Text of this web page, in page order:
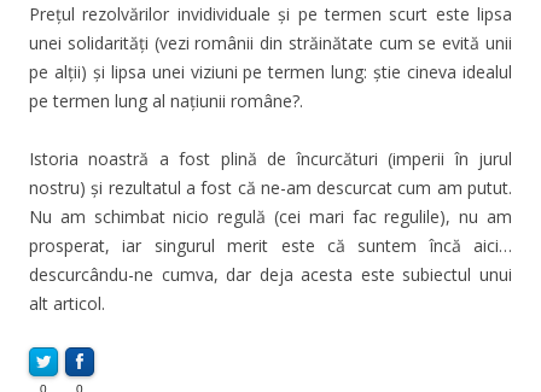
Prețul rezolvărilor invidividuale și pe termen scurt este lipsa
unei solidarități (vezi românii din străinătate cum se evită unii
pe alții) și lipsa unei viziuni pe termen lung: știe cineva idealul
pe termen lung al națiunii române?.
Istoria noastră a fost plină de încurcături (imperii în jurul
nostru) și rezultatul a fost că ne-am descurcat cum am putut.
Nu am schimbat nicio regulă (cei mari fac regulile), nu am
prosperat, iar singurul merit este că suntem încă aici…
descurcându-ne cumva, dar deja acesta este subiectul unui
alt articol.
0 0